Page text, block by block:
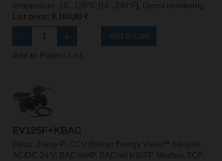
temperature -10...120°C [14...248°F], Glycol monitoring
List price: 9.160,00 €
EV125F+KBAC
Electr. 2-way PI-CCV Belimo Energy Valve™ fail-safe,
AC/DC 24 V, BACnet/IP, BACnet MS/TP, Modbus TCP,